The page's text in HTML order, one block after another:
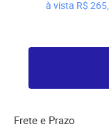
à vista R$
Frete e Prazo